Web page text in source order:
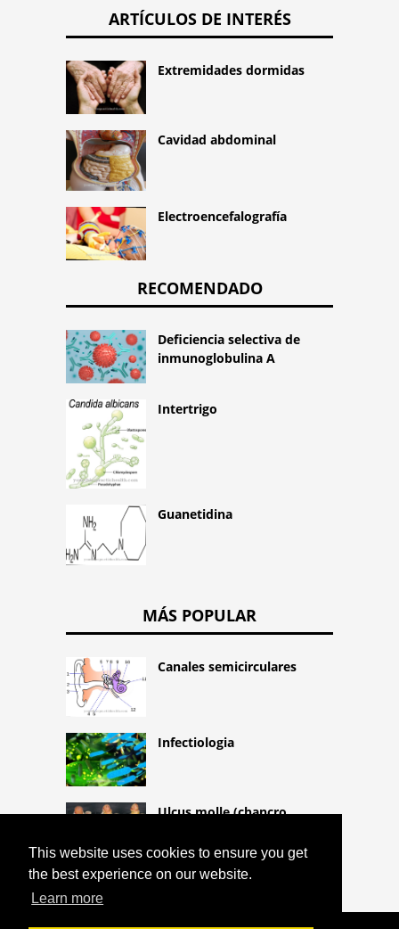
This website uses cookies to ensure you get
the best experience on our website.
Learn more
ARTÍCULOS DE INTERÉS
Extremidades dormidas
Cavidad abdominal
Electroencefalografía
RECOMENDADO
Deficiencia selectiva de
inmunoglobulina A
Intertrigo
Guanetidina
MÁS POPULAR
Canales semicirculares
Infectiologia
Ulcus molle (chancro